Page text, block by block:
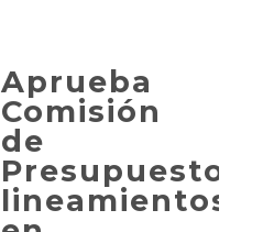
Aprueba
Comisión
de
Presupuesto,
lineamientos